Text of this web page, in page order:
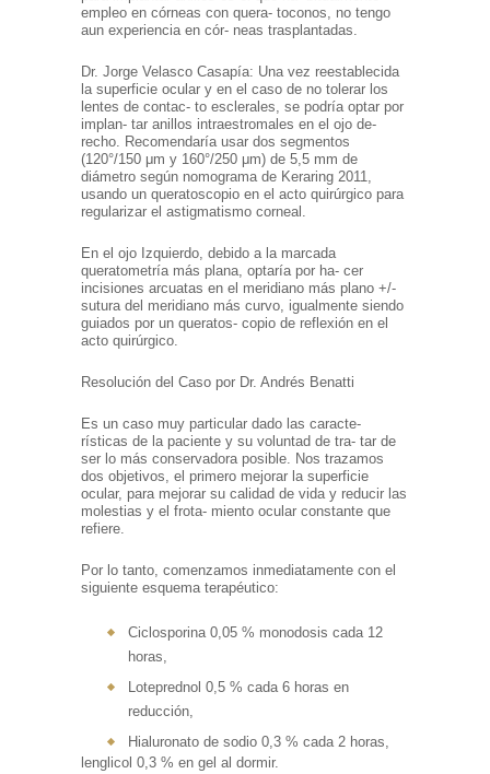
empleo en córneas con quera- toconos, no tengo
aun experiencia en cór- neas trasplantadas.
Dr. Jorge Velasco Casapía: Una vez reestablecida
la superficie ocular y en el caso de no tolerar los
lentes de contac- to esclerales, se podría optar por
implan- tar anillos intraestromales en el ojo de-
recho. Recomendaría usar dos segmentos
(120°/150 μm y 160°/250 μm) de 5,5 mm de
diámetro según nomograma de Keraring 2011,
usando un queratoscopio en el acto quirúrgico para
regularizar el astigmatismo corneal.
En el ojo Izquierdo, debido a la marcada
queratometría más plana, optaría por ha- cer
incisiones arcuatas en el meridiano más plano +/-
sutura del meridiano más curvo, igualmente siendo
guiados por un queratos- copio de reflexión en el
acto quirúrgico.
Resolución del Caso por Dr. Andrés Benatti
Es un caso muy particular dado las caracte-
rísticas de la paciente y su voluntad de tra- tar de
ser lo más conservadora posible. Nos trazamos
dos objetivos, el primero mejorar la superficie
ocular, para mejorar su calidad de vida y reducir las
molestias y el frota- miento ocular constante que
refiere.
Por lo tanto, comenzamos inmediatamente con el
siguiente esquema terapéutico:
Ciclosporina 0,05 % monodosis cada 12
horas,
Loteprednol 0,5 % cada 6 horas en
reducción,
Hialuronato de sodio 0,3 % cada 2 horas,
lenglicol 0,3 % en gel al dormir.